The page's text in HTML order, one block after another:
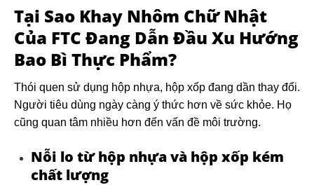
Tại Sao Khay Nhôm Chữ Nhật
Của FTC Đang Dẫn Đầu Xu Hướng
Bao Bì Thực Phẩm?
Thói quen sử dụng hộp nhựa, hộp xốp đang dần thay đổi.
Người tiêu dùng ngày càng ý thức hơn về sức khỏe. Họ
cũng quan tâm nhiều hơn đến vấn đề môi trường.
Nỗi lo từ hộp nhựa và hộp xốp kém
chất lượng